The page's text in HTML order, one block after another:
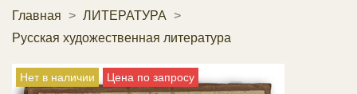
Главная
ЛИТЕРАТУРА
Русская художественная литература
Нет в наличии Цена по запросу